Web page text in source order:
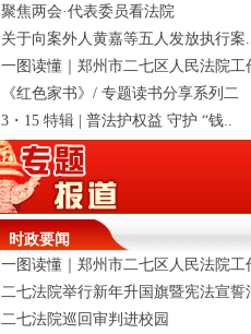
聚焦两会·代表委员看法院
关于向案外人黄嘉等五人发放执行案
一图读懂｜郑州市二七区人民法院工
《红色家书》/ 专题读书分享系列二
3・15 特辑 | 普法护权益 守护 “钱..
时政要闻
一图读懂｜郑州市二七区人民法院工
二七法院举行新年升国旗暨宪法宣誓
二七法院巡回审判进校园